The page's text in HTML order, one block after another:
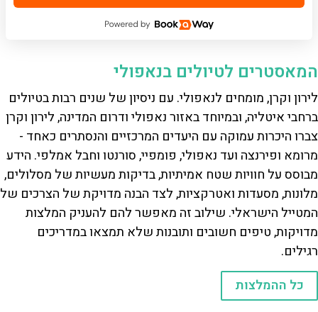
המאסטרים לטיולים בנאפולי
לירון וקרן, מומחים לנאפולי. עם ניסיון של שנים רבות בטיולים
ברחבי איטליה, ובמיוחד באזור נאפולי ודרום המדינה, לירון וקרן
צברו היכרות עמוקה עם היעדים המרכזיים והנסתרים כאחד -
מרומא ופירנצה ועד נאפולי, פומפיי, סורנטו וחבל אמלפי. הידע
מבוסס על חוויות שטח אמיתיות, בדיקות מעשיות של מסלולים,
מלונות, מסעדות ואטרקציות, לצד הבנה מדויקת של הצרכים של
המטייל הישראלי. שילוב זה מאפשר להם להעניק המלצות
מדויקות, טיפים חשובים ותובנות שלא תמצאו במדריכים
רגילים.
כל ההמלצות